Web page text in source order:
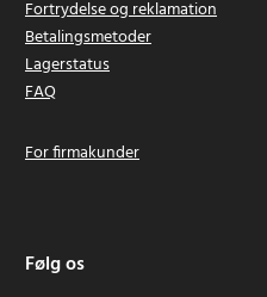
Fortrydelse og reklamation
Betalingsmetoder
Lagerstatus
FAQ
For firmakunder
Følg os